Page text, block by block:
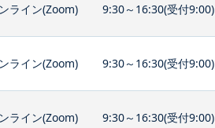
ライン(Zoom) 9:30～16:30(受付9:00)
ライン(Zoom) 9:30～16:30(受付9:00)
ライン(Zoom) 9:30～16:30(受付9:00)